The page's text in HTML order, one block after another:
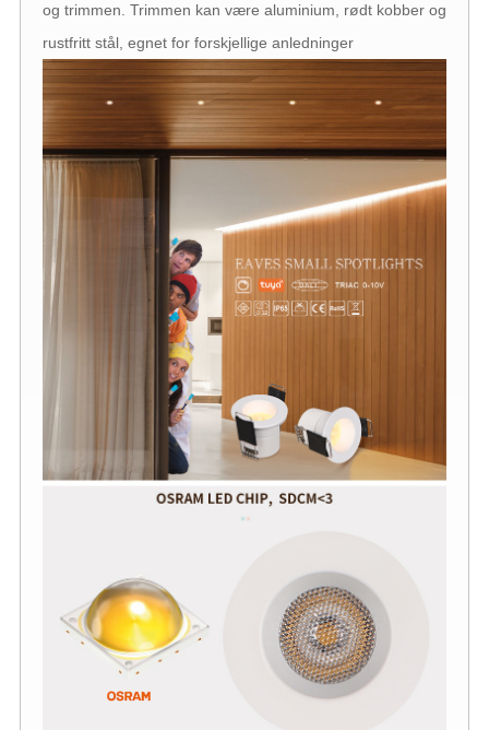
og trimmen. Trimmen kan være aluminium, rødt kobber og
rustfritt stål, egnet for forskjellige anledninger